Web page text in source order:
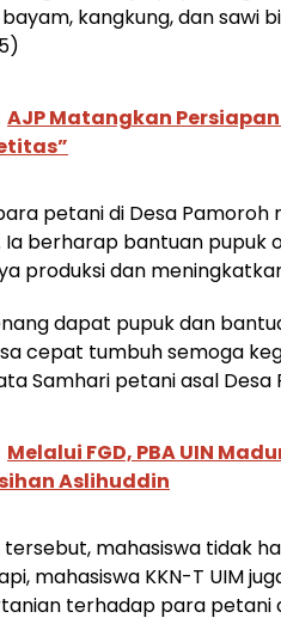
kangkung, dan sawi
AJP Matangkan
petani di Desa
Ia berharap bantuan pupuk
produksi dan
dapat pupuk dan
cepat tumbuh semoga
Samhari petani asal Desa
Melalui FGD, PBA UIN
Aslihuddin
mahasiswa tidak
mahasiswa KKN-T UIM
terhadap para petani